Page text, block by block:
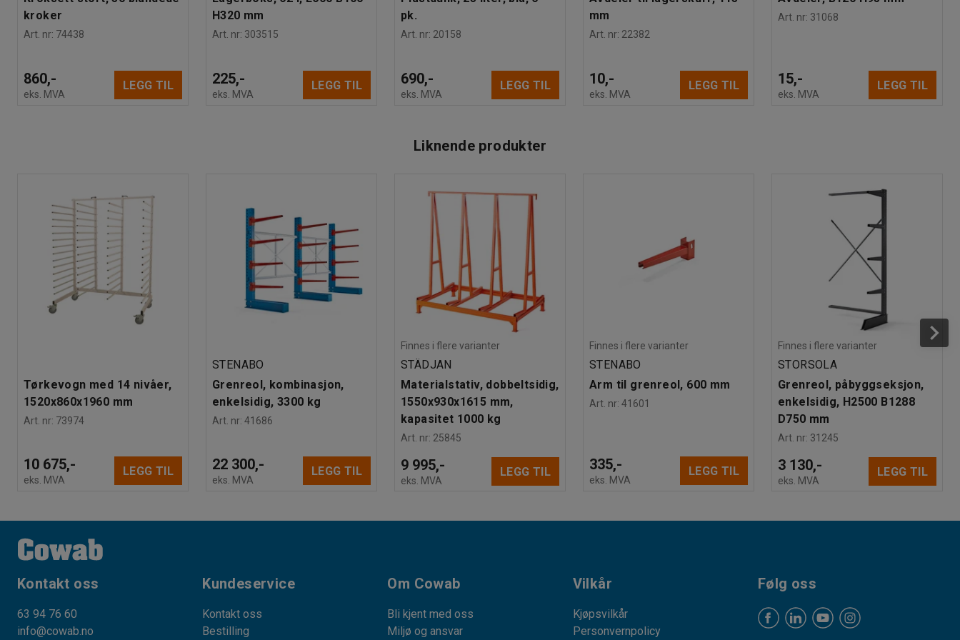
kroker
Art. nr: 74438
860,-
eks. MVA
LEGG TIL
H320 mm
Art. nr: 303515
225,-
eks. MVA
LEGG TIL
pk.
Art. nr: 20158
690,-
eks. MVA
LEGG TIL
mm
Art. nr: 22382
10,-
eks. MVA
LEGG TIL
Art. nr: 31068
15,-
eks. MVA
LEGG TIL
Liknende produkter
Tørkevogn med 14 nivåer,
1520x860x1960 mm
Art. nr: 73974
10 675,-
eks. MVA
LEGG TIL
STENABO
Grenreol, kombinasjon,
enkelsidig, 3300 kg
Art. nr: 41686
22 300,-
eks. MVA
LEGG TIL
Finnes i flere varianter
STÄDJAN
Materialstativ, dobbeltsidig,
1550x930x1615 mm,
kapasitet 1000 kg
Art. nr: 25845
9 995,-
eks. MVA
LEGG TIL
Finnes i flere varianter
STENABO
Arm til grenreol, 600 mm
Art. nr: 41601
335,-
eks. MVA
LEGG TIL
Finnes i flere varianter
STORSOLA
Grenreol, påbyggseksjon,
enkelsidig, H2500 B1288
D750 mm
Art. nr: 31245
3 130,-
eks. MVA
LEGG TIL
Kontakt oss
63 94 76 60
info@cowab.no
Kundeservice
Kontakt oss
Bestilling
Om Cowab
Bli kjent med oss
Miljø og ansvar
Vilkår
Kjøpsvilkår
Personvernpolicy
Følg oss